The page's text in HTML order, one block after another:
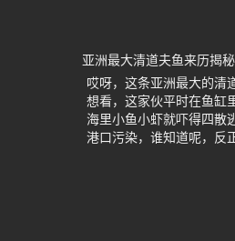
亚洲最大清道夫鱼来历揭秘
哎呀，这条亚洲最大的清
想看，这家伙平时在鱼缸
海里小鱼小虾就吓得四散
港口污染，谁知道呢，反